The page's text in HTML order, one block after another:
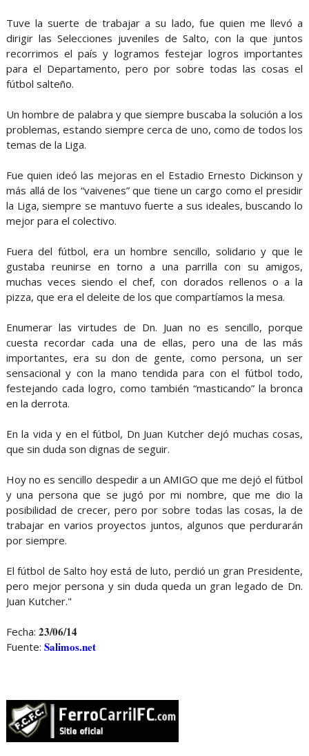
Tuve la suerte de trabajar a su lado, fue quien me llevó a
dirigir las Selecciones juveniles de Salto, con la que juntos
recorrimos el país y logramos festejar logros importantes
para el Departamento, pero por sobre todas las cosas el
fútbol salteño.
Un hombre de palabra y que siempre buscaba la solución a los
problemas, estando siempre cerca de uno, como de todos los
temas de la Liga.
Fue quien ideó las mejoras en el Estadio Ernesto Dickinson y
más allá de los “vaivenes” que tiene un cargo como el presidir
la Liga, siempre se mantuvo fuerte a sus ideales, buscando lo
mejor para el colectivo.
Fuera del fútbol, era un hombre sencillo, solidario y que le
gustaba reunirse en torno a una parrilla con su amigos,
muchas veces siendo el chef, con dorados rellenos o a la
pizza, que era el deleite de los que compartíamos la mesa.
Enumerar las virtudes de Dn. Juan no es sencillo, porque
cuesta recordar cada una de ellas, pero una de las más
importantes, era su don de gente, como persona, un ser
sensacional y con la mano tendida para con el fútbol todo,
festejando cada logro, como también “masticando” la bronca
en la derrota.
En la vida y en el fútbol, Dn Juan Kutcher dejó muchas cosas,
que sin duda son dignas de seguir.
Hoy no es sencillo despedir a un AMIGO que me dejó el fútbol
y una persona que se jugó por mi nombre, que me dio la
posibilidad de crecer, pero por sobre todas las cosas, la de
trabajar en varios proyectos juntos, algunos que perdurarán
por siempre.
El fútbol de Salto hoy está de luto, perdió un gran Presidente,
pero mejor persona y sin duda queda un gran legado de Dn.
Juan Kutcher."
Fecha: 23/06/14
Fuente: Salimos.net